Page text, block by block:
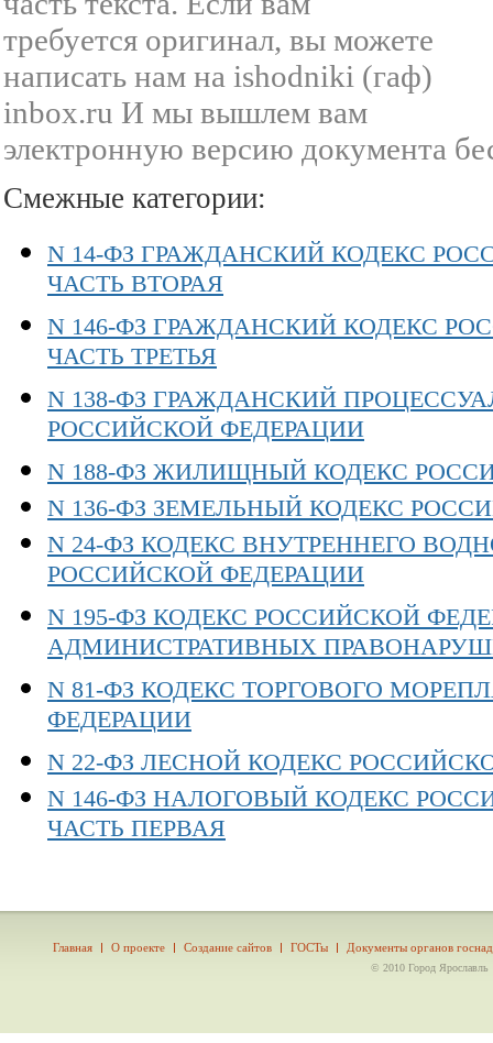
требуется оригинал, вы можете
написать нам на ishodniki (гаф)
inbox.ru И мы вышлем вам
электронную версию документа
Смежные категории:
N 14-ФЗ ГРАЖДАНСКИЙ КОДЕКС
ЧАСТЬ ВТОРАЯ
N 146-ФЗ ГРАЖДАНСКИЙ КОДЕКС
ЧАСТЬ ТРЕТЬЯ
N 138-ФЗ ГРАЖДАНСКИЙ
РОССИЙСКОЙ ФЕДЕРАЦИИ
N 188-ФЗ ЖИЛИЩНЫЙ КОДЕКС
N 136-ФЗ ЗЕМЕЛЬНЫЙ КОДЕКС
N 24-ФЗ КОДЕКС ВНУТРЕННЕГО
РОССИЙСКОЙ ФЕДЕРАЦИИ
N 195-ФЗ КОДЕКС РОССИЙСКОЙ
АДМИНИСТРАТИВНЫХ
N 81-ФЗ КОДЕКС ТОРГОВОГО
ФЕДЕРАЦИИ
N 22-ФЗ ЛЕСНОЙ КОДЕКС
N 146-ФЗ НАЛОГОВЫЙ КОДЕКС
ЧАСТЬ ПЕРВАЯ
Главная О проекте Создание сайтов ГОСТы Документы органов
© 2010 Город Ярославль